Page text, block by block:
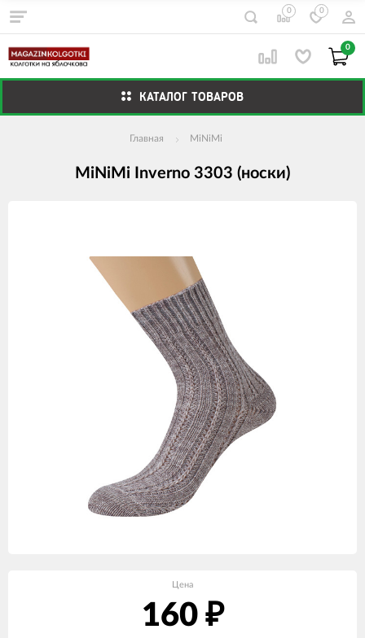
0 0
0
КАТАЛОГ ТОВАРОВ
Главная MiNiMi
MiNiMi Inverno 3303 (носки)
Цена
160 ₽